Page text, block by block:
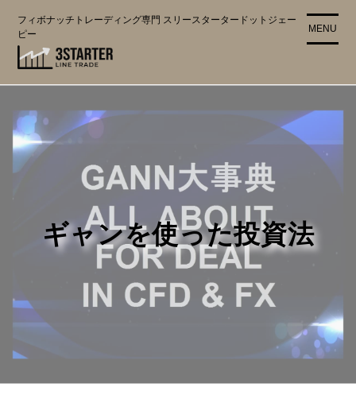
フィボナッチトレーディング専門 スリースタータードットジェー
ピー
MENU
ギャンを使った投資法